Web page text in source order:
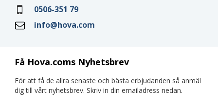
Få Hova.coms Nyhetsbrev
För att få de allra senaste och bästa erbjudanden så anmäl
dig till vårt nyhetsbrev. Skriv in din emailadress nedan.
0506-351 79
info@hova.com